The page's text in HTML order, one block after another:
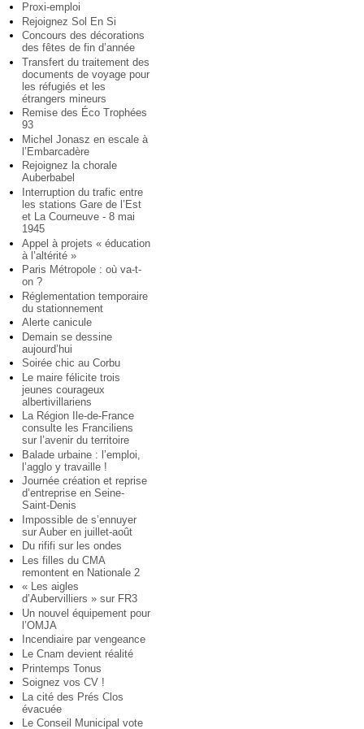
Proxi-emploi
Rejoignez Sol En Si
Concours des décorations
des fêtes de fin d’année
Transfert du traitement des
documents de voyage pour
les réfugiés et les
étrangers mineurs
Remise des Éco Trophées
93
Michel Jonasz en escale à
l’Embarcadère
Rejoignez la chorale
Auberbabel
Interruption du trafic entre
les stations Gare de l’Est
et La Courneuve - 8 mai
1945
Appel à projets « éducation
à l’altérité »
Paris Métropole : où va-t-
on ?
Réglementation temporaire
du stationnement
Alerte canicule
Demain se dessine
aujourd’hui
Soirée chic au Corbu
Le maire félicite trois
jeunes courageux
albertivillariens
La Région Ile-de-France
consulte les Franciliens
sur l’avenir du territoire
Balade urbaine : l’emploi,
l’agglo y travaille !
Journée création et reprise
d’entreprise en Seine-
Saint-Denis
Impossible de s’ennuyer
sur Auber en juillet-août
Du rififi sur les ondes
Les filles du CMA
remontent en Nationale 2
« Les aigles
d’Aubervilliers » sur FR3
Un nouvel équipement pour
l’OMJA
Incendiaire par vengeance
Le Cnam devient réalité
Printemps Tonus
Soignez vos CV !
La cité des Prés Clos
évacuée
Le Conseil Municipal vote